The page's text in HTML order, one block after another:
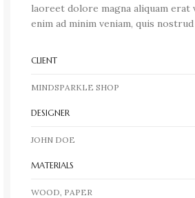
laoreet dolore magna aliquam
enim ad minim veniam, quis
CLIENT
MINDSPARKLE SHOP
DESIGNER
JOHN DOE
MATERIALS
WOOD, PAPER